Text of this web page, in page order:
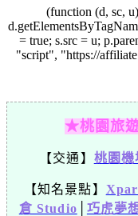
(function (d, sc,
= true; s.src = u;
"script", "https://
★桃園旅
【交通】 桃園機
【知名景點】
倉 Studio
巧虎夢